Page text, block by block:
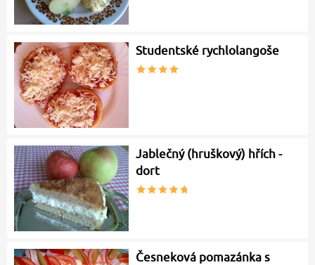
Studentské rychlolangoše
Jablečný (hruškový) hřích -
dort
Česneková pomazánka s